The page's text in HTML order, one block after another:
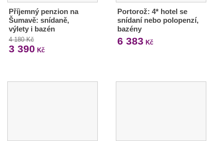
Příjemný penzion na
Šumavě: snídaně,
výlety i bazén
4 180 Kč
3 390 Kč
Portorož: 4* hotel se
snídaní nebo polopenzí,
bazény
6 383 Kč